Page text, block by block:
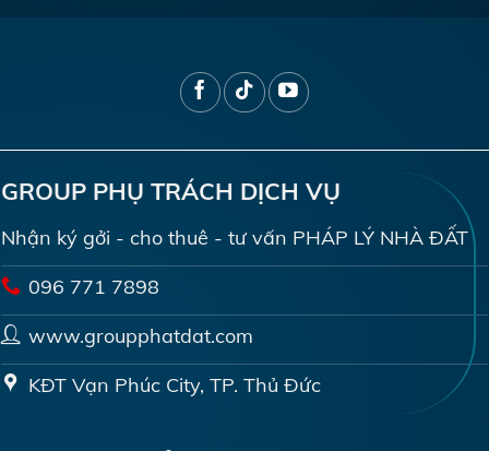
GROUP PHỤ TRÁCH DỊCH VỤ
Nhận ký gởi - cho thuê - tư vấn PHÁP LÝ NHÀ ĐẤT
096 771 7898
www.groupphatdat.com
KĐT Vạn Phúc City, TP. Thủ Đức